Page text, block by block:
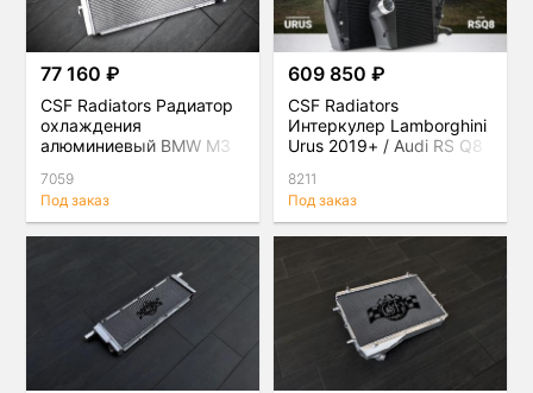
77 160 ₽
CSF Radiators Радиатор
охлаждения
алюминиевый BMW M3
7059
Под заказ
609 850 ₽
CSF Radiators
Интеркулер Lamborghini
Urus 2019+ / Audi RS Q8
8211
Под заказ